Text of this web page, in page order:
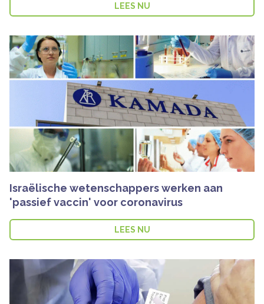
LEES NU
Israëlische wetenschappers werken aan
'passief vaccin' voor coronavirus
LEES NU